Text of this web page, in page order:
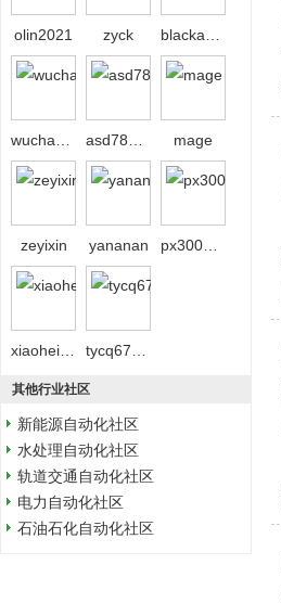
olin2021 zyck
mage
zeyixin yananan
其他行业社区
新能源自动化社区
水处理自动化社区
轨道交通自动化社区
电力自动化社区
石油石化自动化社区